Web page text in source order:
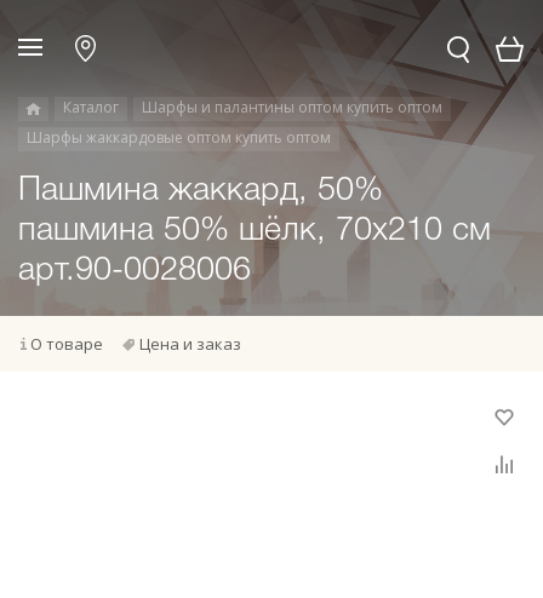
Каталог
Шарфы и палантины оптом купить оптом
Шарфы жаккардовые оптом купить оптом
Пашмина жаккард, 50%
пашмина 50% шёлк, 70х210 см
арт.90-0028006
О товаре Цена и заказ